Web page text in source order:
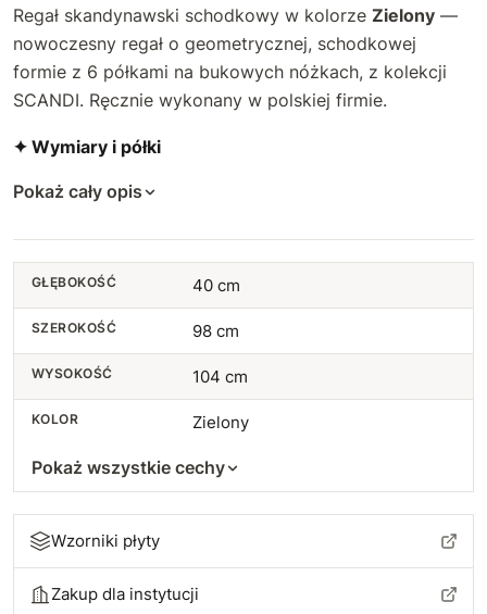
Regał skandynawski schodkowy w kolorze Zielony —
nowoczesny regał o geometrycznej, schodkowej
formie z 6 półkami na bukowych nóżkach, z kolekcji
SCANDI. Ręcznie wykonany w polskiej firmie.
✦ Wymiary i półki
Pokaż cały opis
GŁĘBOKOŚĆ 40 cm
SZEROKOŚĆ 98 cm
WYSOKOŚĆ 104 cm
KOLOR Zielony
Pokaż wszystkie cechy
Wzorniki płyty
Zakup dla instytucji